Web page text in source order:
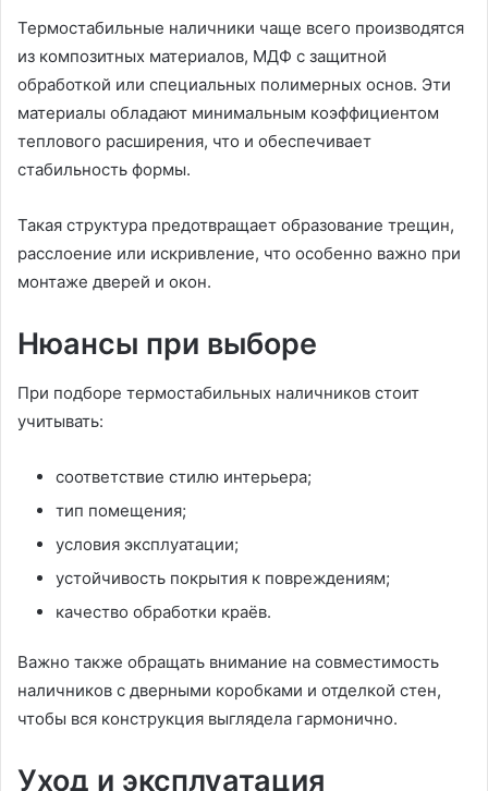
Термостабильные наличники чаще всего производятся
из композитных материалов, МДФ с защитной
обработкой или специальных полимерных основ. Эти
материалы обладают минимальным коэффициентом
теплового расширения, что и обеспечивает
стабильность формы.
Такая структура предотвращает образование трещин,
расслоение или искривление, что особенно важно при
монтаже дверей и окон.
Нюансы при выборе
При подборе термостабильных наличников стоит
учитывать:
соответствие стилю интерьера;
тип помещения;
условия эксплуатации;
устойчивость покрытия к повреждениям;
качество обработки краёв.
Важно также обращать внимание на совместимость
наличников с дверными коробками и отделкой стен,
чтобы вся конструкция выглядела гармонично.
Уход и эксплуатация